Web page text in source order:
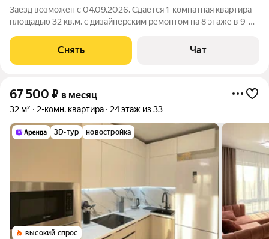
Заезд возможен с 04.09.2026. Сдаётся 1-комнатная квартира
площадью 32 кв.м. с дизайнерским ремонтом на 8 этаже в 9-
Дом - монолитный, окна
Снять Чат
67 500 ₽ в месяц
32 м² 2-комн. квартира 24 этаж из 33
3D-тур новостройка
высокий спрос